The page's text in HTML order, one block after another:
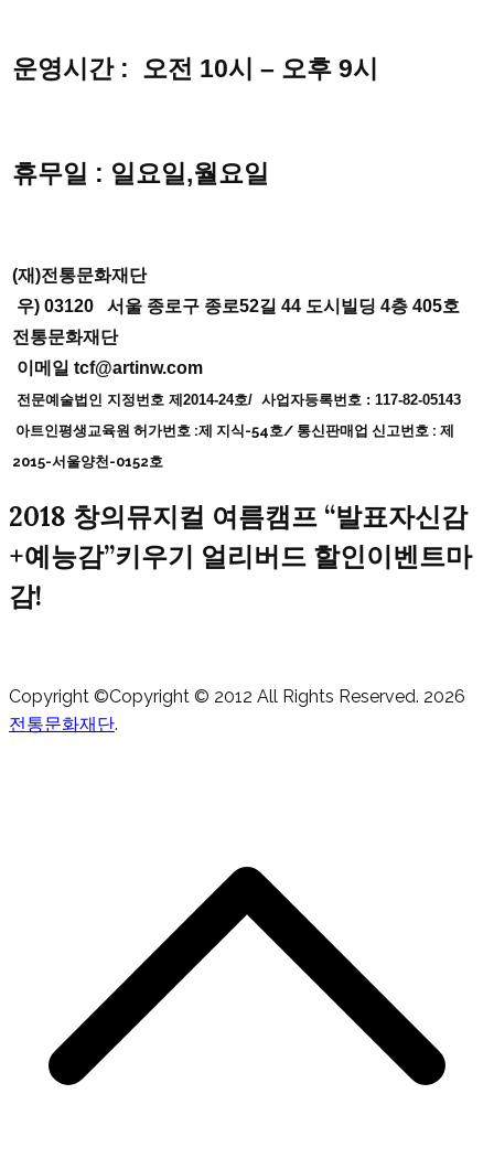
운영시간 : 오전 10시 – 오후 9시
휴무일 : 일요일,월요일
(재)전통문화재단
우) 03120 서울 종로구 종로52길 44 도시빌딩 4층 405호
전통문화재단
이메일 tcf@artinw.com
전문예술법인 지정번호 제2014-24호/ 사업자등록번호 : 117-82-05143
아트인평생교육원 허가번호 :제 지식-54호/ 통신판매업 신고번호 : 제
2015-서울양천-0152호
2018 창의뮤지컬 여름캠프 “발표자신감
+예능감”키우기 얼리버드 할인이벤트마
감!
Copyright ©Copyright © 2012 All Rights Reserved. 2026
전통문화재단.